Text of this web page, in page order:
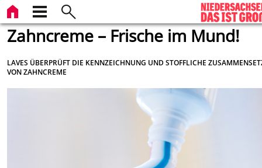
Zahncreme – Frische im Mund!
LAVES ÜBERPRÜFT DIE KENNZEICHNUNG UND STOFFLICHE
VON ZAHNCREME